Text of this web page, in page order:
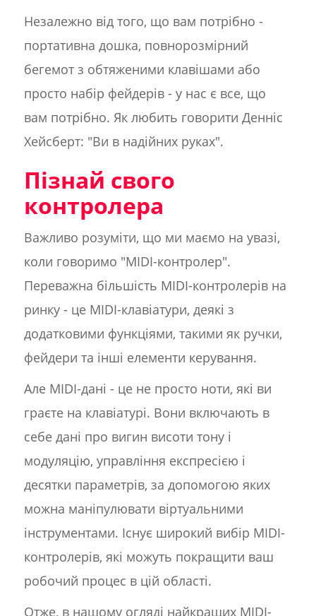
Незалежно від того, що вам потрібно -
портативна дошка, повнорозмірний
бегемот з обтяженими клавішами або
просто набір фейдерів - у нас є все, що
вам потрібно. Як любить говорити Денніс
Хейсберт: "Ви в надійних руках".
Пізнай свого
контролера
Важливо розуміти, що ми маємо на увазі,
коли говоримо "MIDI-контролер".
Переважна більшість MIDI-контролерів на
ринку - це MIDI-клавіатури, деякі з
додатковими функціями, такими як ручки,
фейдери та інші елементи керування.
Але MIDI-дані - це не просто ноти, які ви
граєте на клавіатурі. Вони включають в
себе дані про вигин висоти тону і
модуляцію, управління експресією і
десятки параметрів, за допомогою яких
можна маніпулювати віртуальними
інструментами. Існує широкий вибір MIDI-
контролерів, які можуть покращити ваш
робочий процес в цій області.
Отже, в нашому огляді найкращих MIDI-